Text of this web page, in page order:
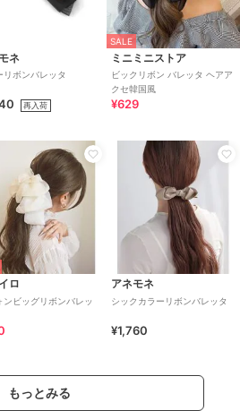
ネ
リボンバレッタ
再入荷
SALE
ミニミニストア
ビックリボン バレッタ ヘアア
クセ韓国風
¥629
ロ
ンビッグリボンバレッ
アネモネ
シックカラーリボンバレッタ
¥1,760
もっとみる